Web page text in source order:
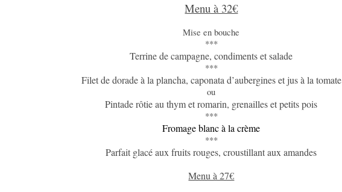
Menu à 32€
Mise en bouche
***
Terrine de campagne, condiments et salade
***
Filet de dorade à la plancha, caponata d’aubergines et jus à la tomate
ou
Pintade rôtie au thym et romarin, grenailles et petits pois
***
Fromage blanc à la crème
***
Parfait glacé aux fruits rouges, croustillant aux amandes
Menu à 27€